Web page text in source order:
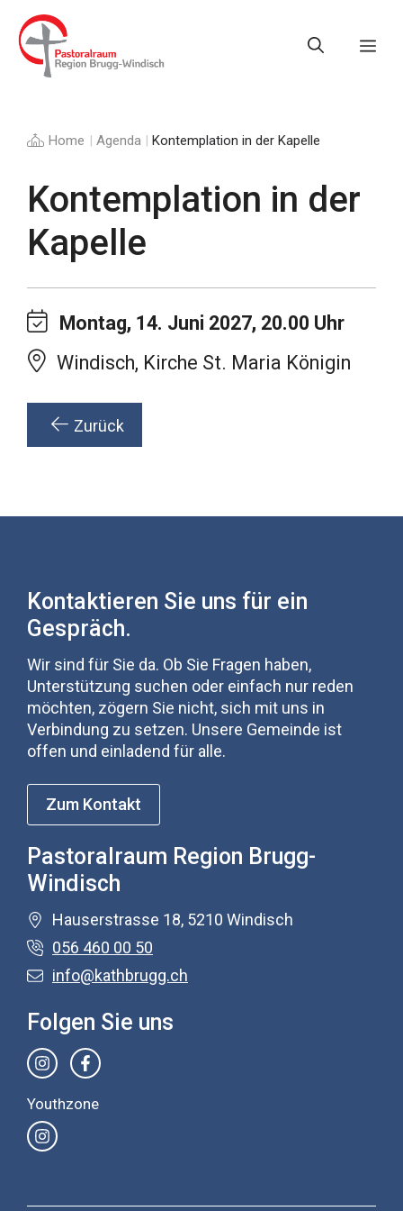
zum
Inhalt
Home | Agenda | Kontemplation in der Kapelle
Kontemplation in der
Kapelle
Montag, 14. Juni 2027, 20.00 Uhr
Windisch, Kirche St. Maria Königin
Zurück
Kontaktieren Sie uns für ein
Gespräch.
Wir sind für Sie da. Ob Sie Fragen haben,
Unterstützung suchen oder einfach nur reden
möchten, zögern Sie nicht, sich mit uns in
Verbindung zu setzen. Unsere Gemeinde ist
offen und einladend für alle.
Zum Kontakt
Pastoralraum Region Brugg-
Windisch
Hauserstrasse 18, 5210 Windisch
056 460 00 50
info@kathbrugg.ch
Folgen Sie uns
Youthzone